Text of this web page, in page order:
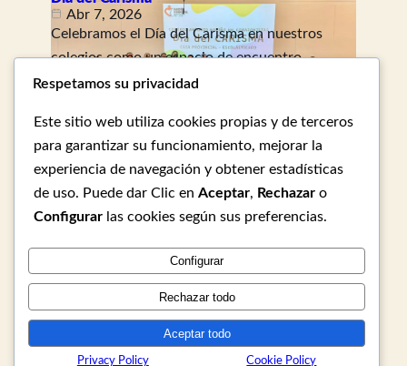
Abr 7, 2026
Celebramos el Día del Carisma en nuestros
colegios como un espacio de encuentro,
reflexión y renovación del compromiso…
Ver más
Corazonistas
Team
Careers
Privacy
Privacy Policy
Terms and Conditions
Contact Us
Facebook
Twitter/X
Respetamos su privacidad
Este sitio web utiliza cookies propias y de terceros
para garantizar su funcionamiento, mejorar la
experiencia de navegación y obtener estadísticas
de uso. Puede dar Clic en Aceptar, Rechazar o
Configurar las cookies según sus preferencias.
Configurar
Rechazar todo
Aceptar todo
Privacy Policy Cookie Policy